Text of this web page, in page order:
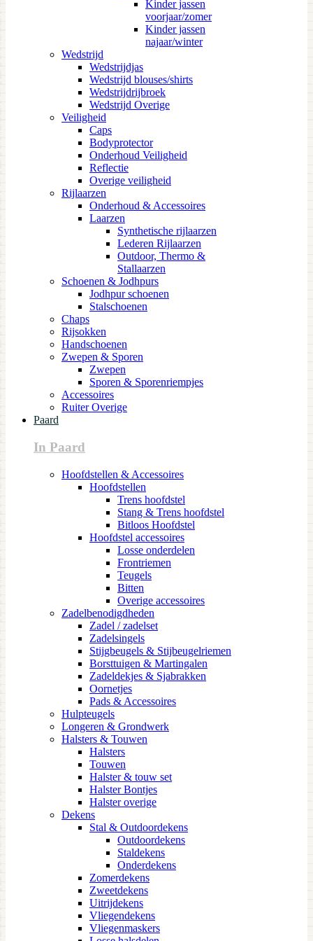
Kinder jassen
voorjaar/zomer
Kinder jassen
najaar/winter
Wedstrijd
Wedstrijdjas
Wedstrijd blouses/shirts
Wedstrijdrijbroek
Wedstrijd Overige
Veiligheid
Caps
Bodyprotector
Onderhoud Veiligheid
Reflectie
Overige veiligheid
Rijlaarzen
Onderhoud & Accessoires
Laarzen
Synthetische rijlaarzen
Lederen Rijlaarzen
Outdoor, Thermo &
Stallaarzen
Schoenen & Jodhpurs
Jodhpur schoenen
Stalschoenen
Chaps
Rijsokken
Handschoenen
Zwepen & Sporen
Zwepen
Sporen & Sporenriempjes
Accessoires
Ruiter Overige
Paard
In Paard
Hoofdstellen & Accessoires
Hoofdstellen
Trens hoofdstel
Stang & Trens hoofdstel
Bitloos Hoofdstel
Hoofdstel accessoires
Losse onderdelen
Frontriemen
Teugels
Bitten
Overige accessoires
Zadelbenodigdheden
Zadel / zadelset
Zadelsingels
Stijgbeugels & Stijbeugelriemen
Borsttuigen & Martingalen
Zadeldekjes & Sjabrakken
Oornetjes
Pads & Accessoires
Hulpteugels
Longeren & Grondwerk
Halsters & Touwen
Halsters
Touwen
Halster & touw set
Halster Bontjes
Halster overige
Dekens
Stal & Outdoordekens
Outdoordekens
Staldekens
Onderdekens
Zomerdekens
Zweetdekens
Uitrijdekens
Vliegendekens
Vliegenmaskers